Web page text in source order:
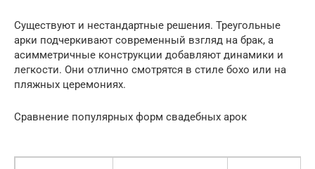
Существуют и нестандартные решения. Треугольные
арки подчеркивают современный взгляд на брак, а
асимметричные конструкции добавляют динамики и
легкости. Они отлично смотрятся в стиле бохо или на
пляжных церемониях.
Сравнение популярных форм свадебных арок